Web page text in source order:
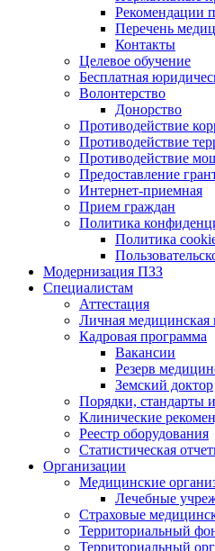
Рекомендации
Перечень
Контакты
Целевое обучение
Бесплатная
Волонтерство
Донорство
Противодействие
Противодействие
Противодействие
Предоставление
Интернет-приемная
Прием граждан
Политика
Политика
Модернизация ПЗЗ
Специалистам
Аттестация
Личная медицинская
Кадровая программа
Вакансии
Резерв
Земский доктор
Порядки, стандарты
Клинические
Реестр оборудования
Статистическая
Организации
Медицинские
Лечебные
Страховые
Территориальный
Территориальный